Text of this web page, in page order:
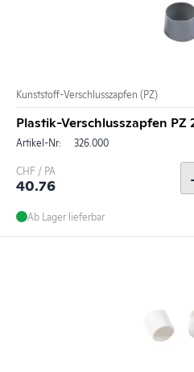
Kunststoff-Verschlusszapfen (PZ)
Plastik-Verschlusszapfen PZ
Artikel-Nr: 326.000
CHF / PA
40.76
Ab Lager lieferbar